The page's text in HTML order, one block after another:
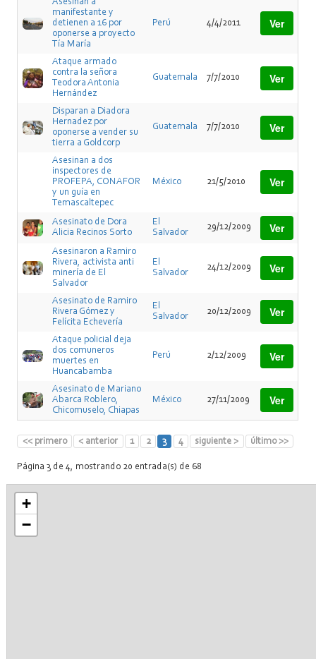
Asesinan a
manifestante y
detienen a 16 por
oponerse a proyecto
Tía María
Perú 4/4/2011 Ver
Ataque armado
contra la señora
Teodora Antonia
Hernández
Guatemala 7/7/2010 Ver
Disparan a Diadora
Hernadez por
oponerse a vender su
tierra a Goldcorp
Guatemala 7/7/2010 Ver
Asesinan a dos
inspectores de
PROFEPA, CONAFOR
y un guía en
Temascaltepec
México 21/5/2010 Ver
Asesinato de Dora
Alicia Recinos Sorto
El
Salvador
29/12/2009 Ver
Asesinaron a Ramiro
Rivera, activista anti
minería de El
Salvador
El
Salvador
24/12/2009 Ver
Asesinato de Ramiro
Rivera Gómez y
Felícita Echevería
El
Salvador
20/12/2009 Ver
Ataque policial deja
dos comuneros
muertes en
Huancabamba
Perú 2/12/2009 Ver
Asesinato de Mariano
Abarca Roblero,
Chicomuselo, Chiapas
México 27/11/2009 Ver
<< primero < anterior 1 2 3 4 siguiente > último >>
Página 3 de 4, mostrando 20 entrada(s) de 68
+
−